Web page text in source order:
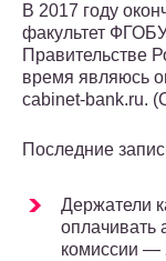
В 2017 году
факультет
Правительстве
время являюсь
cabinet-bank.ru.
Последние
Держатели
оплачивать
комиссии —